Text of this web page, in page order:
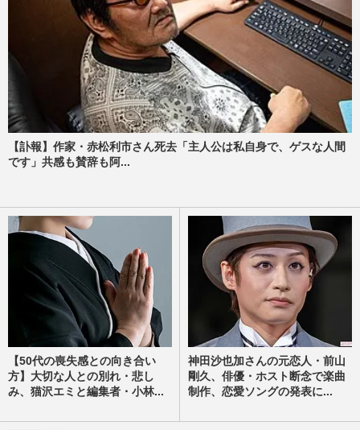
【訃報】作家・赤松利市さん死去「主人公は私自身で、ゲスな人間
です」共感も賛辞も阿...
【50代の喪失感との向き合い
方】大切な人との別れ・悲し
み、猫沢エミと編集者・小林...
神田沙也加さんの元恋人・前山
剛久、俳優・ホスト断念で楽曲
制作、恋愛ソングの発表に...